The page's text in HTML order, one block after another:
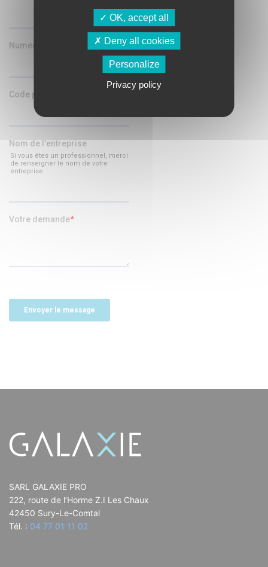
SARL GALAXIE PRO
222, route de l’Horme Z.I Les Chaux
42450 Sury-Le-Comtal
Tél. : 04 77 01 11 02
OK, accept all
Deny all cookies
Personalize
Privacy policy